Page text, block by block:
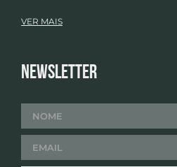
VER MAIS
Newsletter